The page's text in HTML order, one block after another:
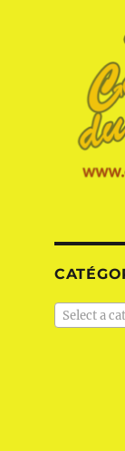
Select a